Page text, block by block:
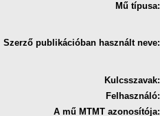
Mű típusa:
Szerző publikációban használt neve:
Kulcsszavak:
Felhasználó:
A mű MTMT azonosítója: